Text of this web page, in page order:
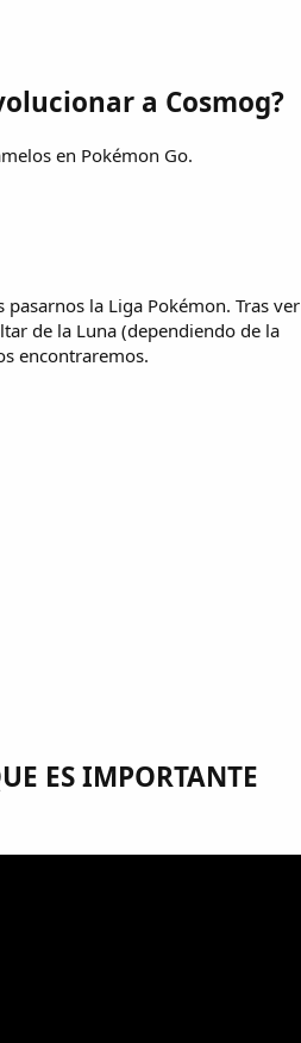
a Cosmog?
en Pokémon Go.
la Liga Pokémon. Tras ver
de la Luna (dependiendo de la
encontraremos.
ES IMPORTANTE